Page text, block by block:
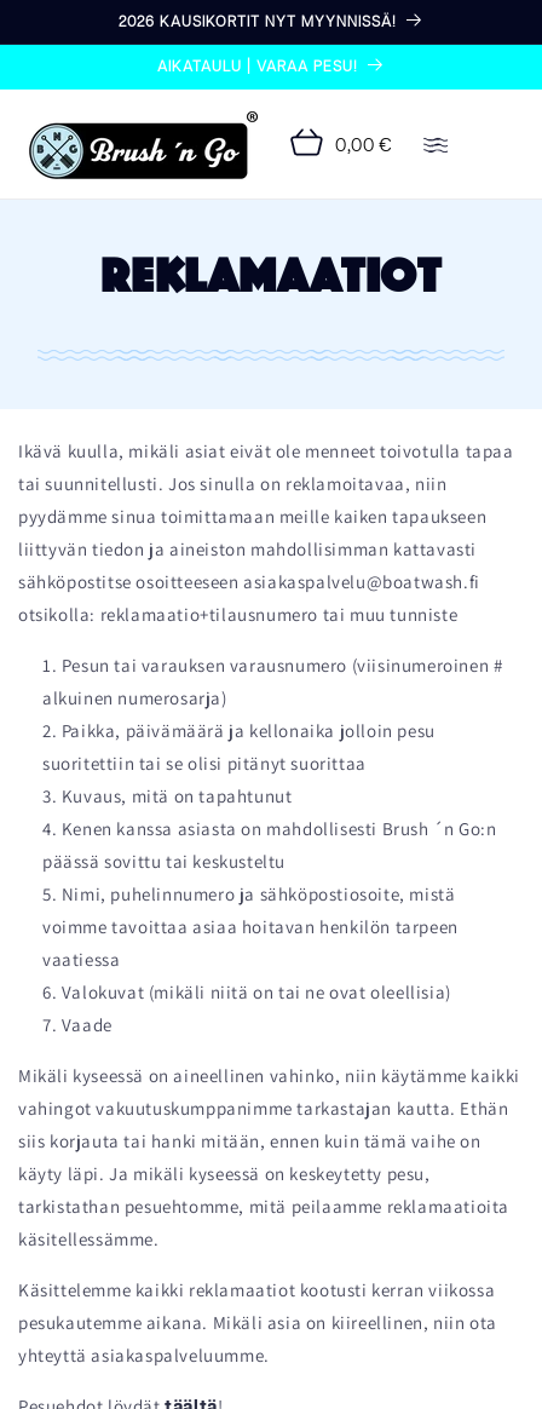
sisältöön
2026 KAUSIKORTIT NYT MYYNNISSÄ!
AIKATAULU | VARAA PESU!
0,00 €
Reklamaatiot
Ikävä kuulla, mikäli asiat eivät ole menneet toivotulla tapaa
tai suunnitellusti. Jos sinulla on reklamoitavaa, niin
pyydämme sinua toimittamaan meille kaiken tapaukseen
liittyvän tiedon ja aineiston mahdollisimman kattavasti
sähköpostitse osoitteeseen asiakaspalvelu@boatwash.fi
otsikolla: reklamaatio+tilausnumero tai muu tunniste
Pesun tai varauksen varausnumero (viisinumeroinen #
alkuinen numerosarja)
Paikka, päivämäärä ja kellonaika jolloin pesu
suoritettiin tai se olisi pitänyt suorittaa
Kuvaus, mitä on tapahtunut
Kenen kanssa asiasta on mahdollisesti Brush ´n Go:n
päässä sovittu tai keskusteltu
Nimi, puhelinnumero ja sähköpostiosoite, mistä
voimme tavoittaa asiaa hoitavan henkilön tarpeen
vaatiessa
Valokuvat (mikäli niitä on tai ne ovat oleellisia)
Vaade
Mikäli kyseessä on aineellinen vahinko, niin käytämme kaikki
vahingot vakuutuskumppanimme tarkastajan kautta. Ethän
siis korjauta tai hanki mitään, ennen kuin tämä vaihe on
käyty läpi. Ja mikäli kyseessä on keskeytetty pesu,
tarkistathan pesuehtomme, mitä peilaamme reklamaatioita
käsitellessämme.
Käsittelemme kaikki reklamaatiot kootusti kerran viikossa
pesukautemme aikana. Mikäli asia on kiireellinen, niin ota
yhteyttä asiakaspalveluumme.